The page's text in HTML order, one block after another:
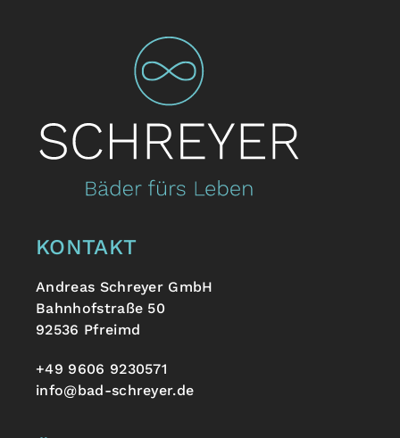
KONTAKT
Andreas Schreyer GmbH
Bahnhofstraße 50
92536 Pfreimd
+49 9606 9230571
info@bad-schreyer.de